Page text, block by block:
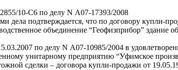
10-С6 по делу N А07-17393/2008
дела подтверждается, что по договору купли-
объединение “Геофизприбор”
по делу N А07-10985/2004 в
унитарному предприятию “Уфимское
сделки – договора купли-продажи от